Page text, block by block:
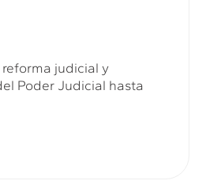
judicial y
Poder Judicial hasta